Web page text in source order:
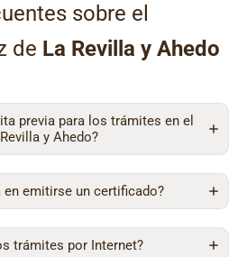
sobre el
de La Revilla y Ahedo
previa para los trámites en el
y Ahedo?
emitirse un certificado?
trámites por Internet?